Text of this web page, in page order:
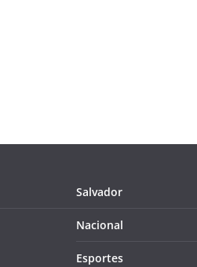
Salvador
Nacional
Esportes